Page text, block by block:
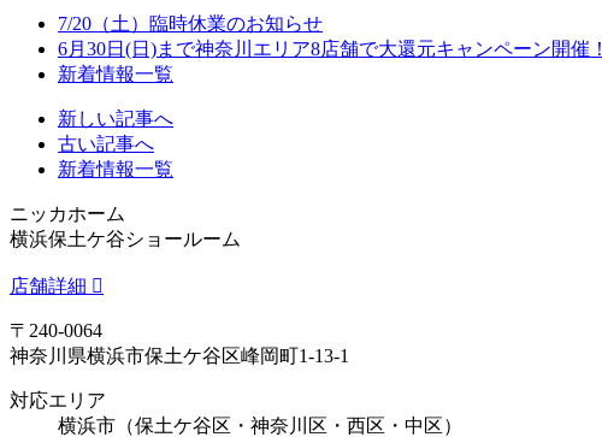
7/20（土）臨時休業のお知らせ
6月30日(日)まで神奈川エリア8店舗で大還元キャンペーン開催！
新着情報一覧
新しい記事へ
古い記事へ
新着情報一覧
ニッカホーム
横浜保土ケ谷ショールーム
店舗詳細
〒240-0064
神奈川県横浜市保土ケ谷区峰岡町1-13-1
対応エリア
横浜市（保土ケ谷区・神奈川区・西区・中区）